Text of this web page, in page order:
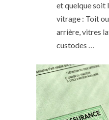
et quelque soit
vitrage : Toit
arrière, vitres
custodes …